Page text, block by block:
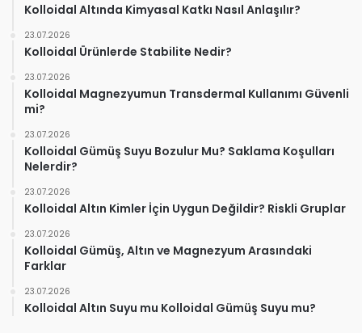
Kolloidal Altında Kimyasal Katkı Nasıl Anlaşılır?
23.07.2026
Kolloidal Ürünlerde Stabilite Nedir?
23.07.2026
Kolloidal Magnezyumun Transdermal Kullanımı Güvenli
mi?
23.07.2026
Kolloidal Gümüş Suyu Bozulur Mu? Saklama Koşulları
Nelerdir?
23.07.2026
Kolloidal Altın Kimler İçin Uygun Değildir? Riskli Gruplar
23.07.2026
Kolloidal Gümüş, Altın ve Magnezyum Arasındaki
Farklar
23.07.2026
Kolloidal Altın Suyu mu Kolloidal Gümüş Suyu mu?